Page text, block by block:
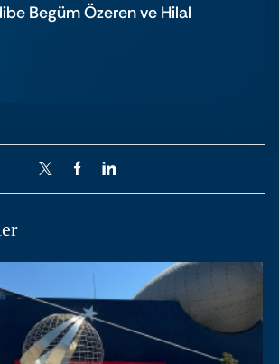
Begüm Özeren ve Hilal